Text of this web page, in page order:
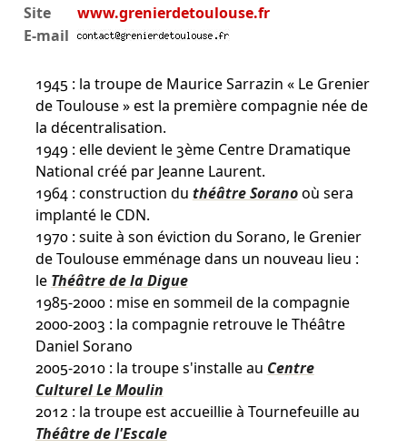
Site
www.grenierdetoulouse.fr
E-mail
1945 : la troupe de Maurice Sarrazin « Le Grenier
de Toulouse » est la première compagnie née de
la décentralisation.
1949 : elle devient le 3ème Centre Dramatique
National créé par Jeanne Laurent.
1964 : construction du théâtre Soranooù sera
implanté le CDN.
1970 : suite à son éviction du Sorano, le Grenier
de Toulouse emménage dans un nouveau lieu :
le Théâtre de la Digue
1985-2000 : mise en sommeil de la compagnie
2000-2003 : la compagnie retrouve le Théâtre
Daniel Sorano
2005-2010 : la troupe s'installe au Centre
Culturel Le Moulin
2012 : la troupe est accueillie à Tournefeuille au
Théâtre de l'Escale